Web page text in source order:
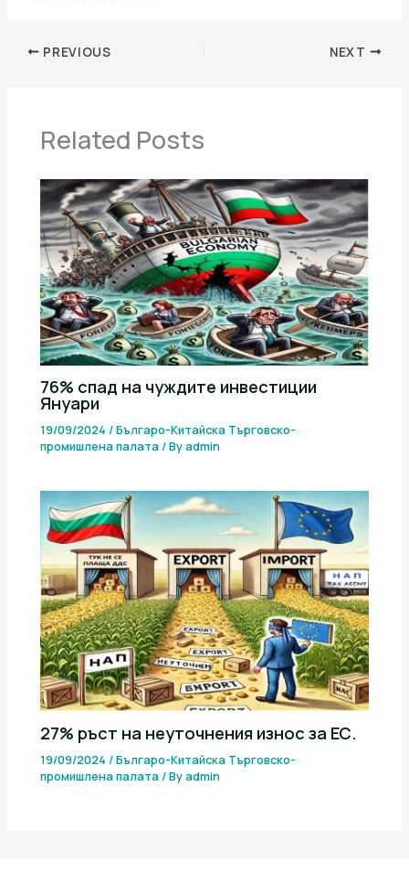
PREVIOUS NEXT
Related Posts
76% спад на чуждите инвестиции
Януари
19/09/2024/Българо-Китайска Търговско-
промишлена палaта/ Byadmin
27% ръст на неуточнения износ за ЕС.
19/09/2024/Българо-Китайска Търговско-
промишлена палaта/ Byadmin